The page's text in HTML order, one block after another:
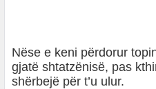
Nëse e keni përdorur
gjatë shtatzënisë, pas
shërbejë për t’u ulur.